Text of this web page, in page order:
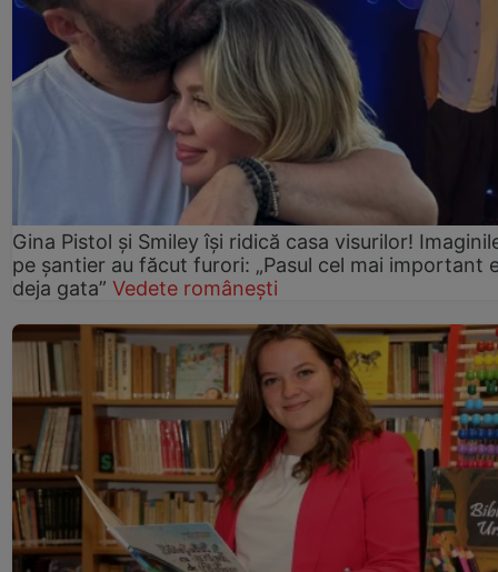
Gina Pistol și Smiley își ridică casa visurilor!
pe șantier au făcut furori: „Pasul cel mai important
deja gata” Vedete românești